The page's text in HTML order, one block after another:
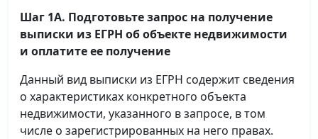
Шаг 1А. Подготовьте запрос на получение
выписки из ЕГРН об объекте недвижимости
и оплатите ее получение
Данный вид выписки из ЕГРН содержит сведения
о характеристиках конкретного объекта
недвижимости, указанного в запросе, в том
числе о зарегистрированных на него правах.